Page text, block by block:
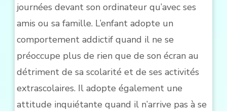
journées devant son ordinateur qu’avec ses
amis ou sa famille. L’enfant adopte un
comportement addictif quand il ne se
préoccupe plus de rien que de son écran au
détriment de sa scolarité et de ses activités
extrascolaires. Il adopte également une
attitude inquiétante quand il n’arrive pas à se